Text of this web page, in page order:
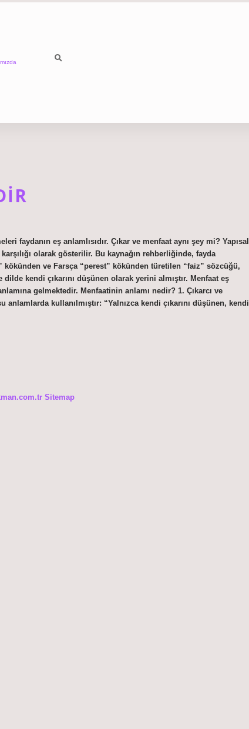
faydanın eş anlamlısıdır. Çıkar ve menfaat aynı şey mi? Yapısal
olarak gösterilir. Bu kaynağın rehberliğinde, fayda
kökünden ve Farsça “perest” kökünden türetilen “faiz” sözcüğü,
kendi çıkarını düşünen olarak yerini almıştır. Menfaat eş
gelmektedir. Menfaatinin anlamı nedir? 1. Çıkarcı ve
kullanılmıştır: “Yalnızca kendi çıkarını düşünen, kendi
Sitemap